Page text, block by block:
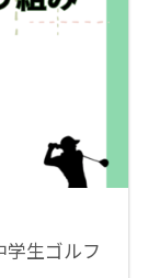
生ゴルフ